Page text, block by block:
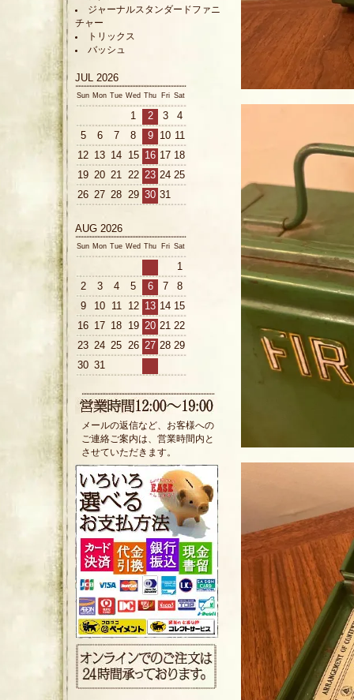
ジャーナルスタンダードファニ
チャー
トリックス
バッシュ
JUL 2026
Sun Mon Tue Wed Thu Fri Sat
1 2 3
4
5
6 7 8 9 10 11
12 13 14 15 16 17 18
19 20 21 22 23 24 25
26 27 28 29 30 31
AUG 2026
Sun Mon Tue Wed Thu Fri Sat
1
2
3 4 5 6 7
8
9
10 11 12 13 14 15
16 17 18 19 20 21 22
23 24 25 26 27 28 29
30 31
メールの返信など、お客様への
ご連絡ご案内は、営業時間内と
させていただきます。